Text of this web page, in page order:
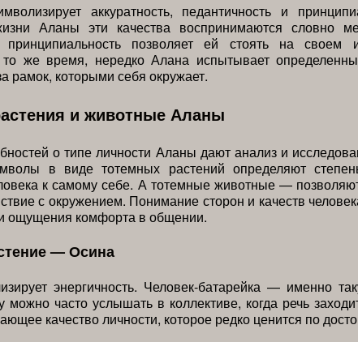
аккуратность, педантичность и
Аланы эти качества воспринимаются словно
позволяет ей стоять на своем
же время, нередко Алана испытывает
рамок, которыми себя окружает.
и животные Аланы
о типе личности Аланы дают анализ и
в виде тотемных растений определяют
к самому себе. А тотемные животные —
с окружением. Понимание сторон и качеств
ощущения комфорта в общении.
— Осина
энергичность. Человек-батарейка — именно
можно часто услышать в коллективе, когда речь
качество личности, которое редко ценится по